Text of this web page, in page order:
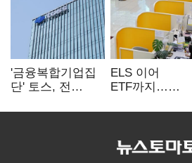
'금융복합기업집
단' 토스, 전
표준화
ELS 이어
ETF까지…
제동 걸린 은행